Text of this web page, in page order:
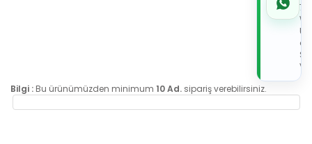
de
Bilgi : Bu ürünümüzden minimum 10 Ad. sipariş verebilirsiniz.